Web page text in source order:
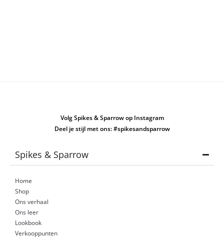
Volg Spikes & Sparrow op Instagram
Deel je stijl met ons: #spikesandsparrow
Spikes & Sparrow
Home
Shop
Ons verhaal
Ons leer
Lookbook
Verkooppunten